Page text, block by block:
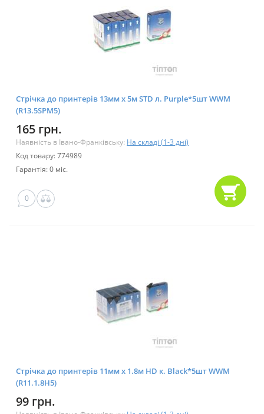
Стрічка до принтерів 13мм х 5м STD л. Purple*5шт WWM
(R13.5SPM5)
165 грн.
Наявність в Івано-Франківську: На складі (1-3 дні)
Код товару: 774989
Гарантія: 0 міс.
0
Стрічка до принтерів 11мм х 1.8м HD к. Black*5шт WWM
(R11.1.8H5)
99 грн.